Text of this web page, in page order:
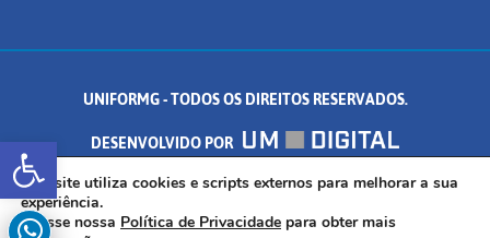
Abrir a barra de ferramentas
UNIFORMG - TODOS OS DIREITOS RESERVADOS.
DESENVOLVIDO POR
AV. DR. ARNALDO DE SENNA, 328 - PALMEIRAS, FORMIGA/MG - CEP:
35.574.530
Este site utiliza cookies e scripts externos para melhorar a sua
experiência.
Acesse nossa Política de Privacidade para obter mais